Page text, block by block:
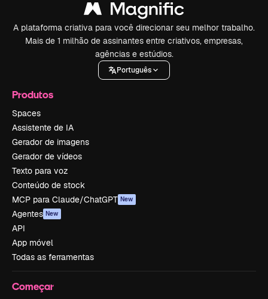
A plataforma criativa para você direcionar seu melhor trabalho.
Mais de 1 milhão de assinantes entre criativos, empresas,
agências e estúdios.
Português
Produtos
Spaces
Assistente de IA
Gerador de imagens
Gerador de vídeos
Texto para voz
Conteúdo de stock
MCP para Claude/ChatGPT New
Agentes New
API
App móvel
Todas as ferramentas
Começar